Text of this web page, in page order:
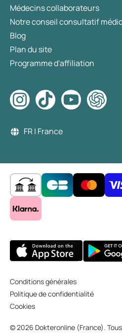
Médecins collaborateurs
Notre conseil consultatif
Blog
Plan du site
Programme d'affiliation
FR | France
Conditions générales
Politique de confidentialité
Cookies
© 2026 Dokteronline (France).